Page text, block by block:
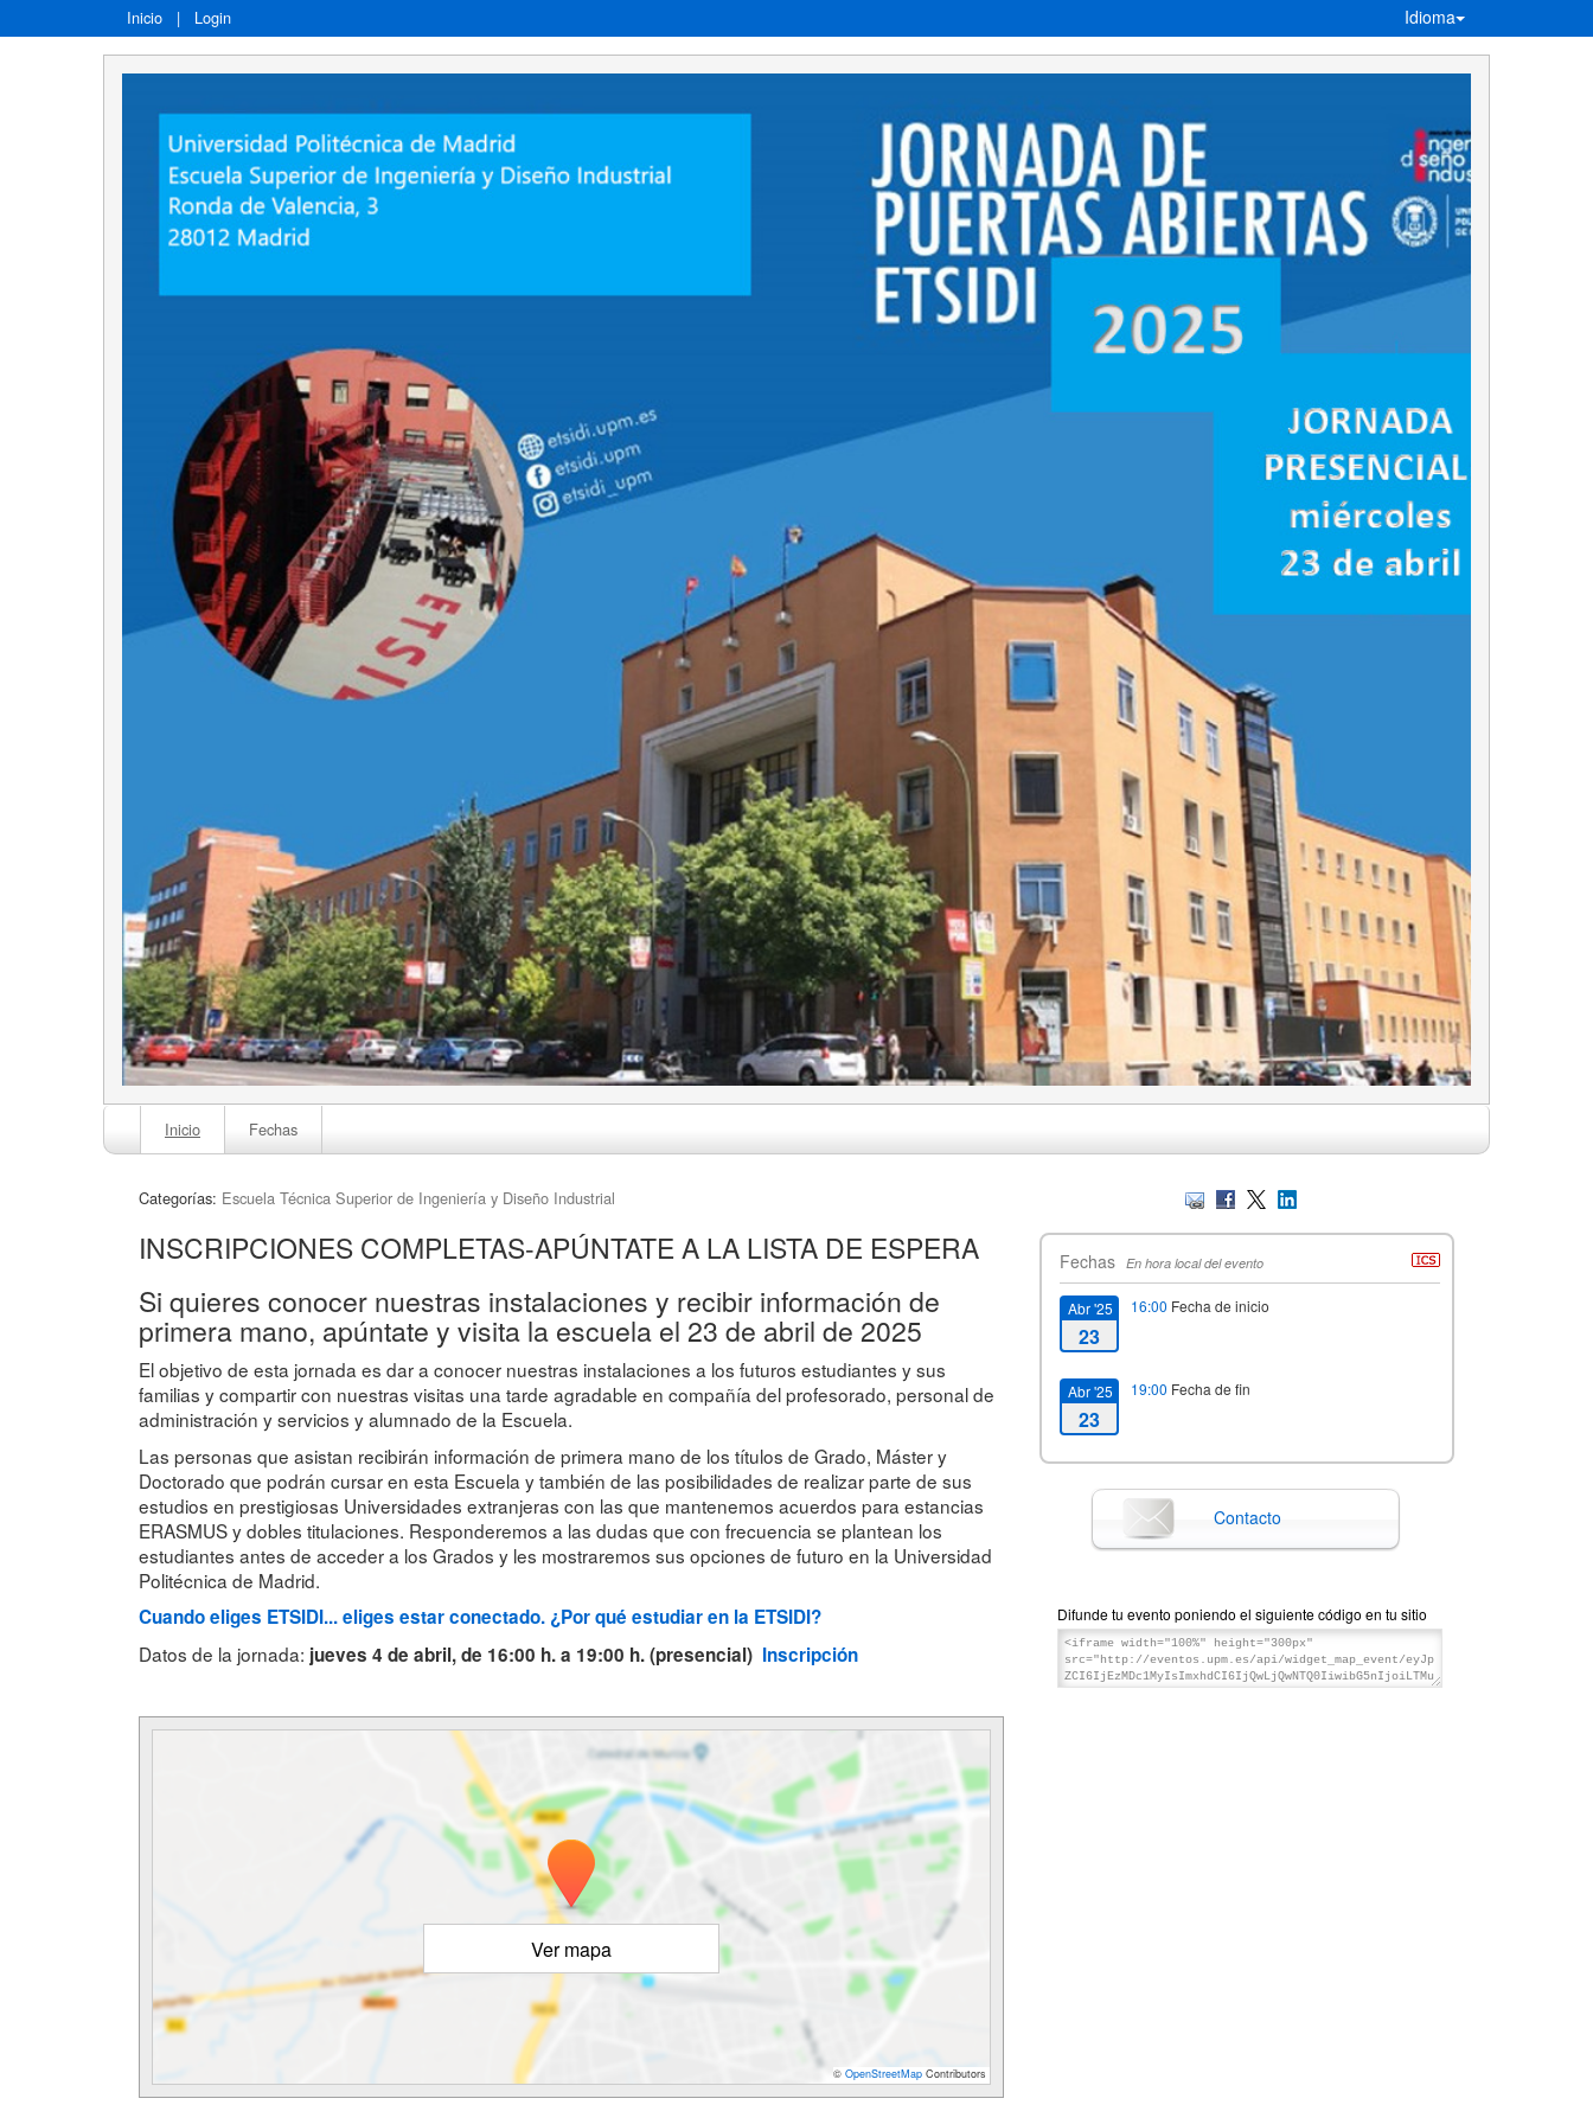
Inicio | Login Idioma
Inicio Fechas
Categorías: Escuela Técnica Superior de Ingeniería y Diseño Industrial
INSCRIPCIONES COMPLETAS-APÚNTATE A LA LISTA DE ESPERA
Si quieres conocer nuestras instalaciones y recibir información de
primera mano, apúntate y visita la escuela el 23 de abril de 2025
El objetivo de esta jornada es dar a conocer nuestras instalaciones a los futuros estudiantes y sus
familias y compartir con nuestras visitas una tarde agradable en compañía del profesorado, personal de
administración y servicios y alumnado de la Escuela.
Las personas que asistan recibirán información de primera mano de los títulos de Grado, Máster y
Doctorado que podrán cursar en esta Escuela y también de las posibilidades de realizar parte de sus
estudios en prestigiosas Universidades extranjeras con las que mantenemos acuerdos para estancias
ERASMUS y dobles titulaciones. Responderemos a las dudas que con frecuencia se plantean los
estudiantes antes de acceder a los Grados y les mostraremos sus opciones de futuro en la Universidad
Politécnica de Madrid.
Cuando eliges ETSIDI... eliges estar conectado. ¿Por qué estudiar en la ETSIDI?
Datos de la jornada: jueves 4 de abril, de 16:00 h. a 19:00 h. (presencial) Inscripción
Ver mapa
© OpenStreetMap Contributors
Fechas En hora local del evento
Abr '25
23
16:00 Fecha de inicio
Abr '25
23
19:00 Fecha de fin
Contacto
Difunde tu evento poniendo el siguiente código en tu sitio